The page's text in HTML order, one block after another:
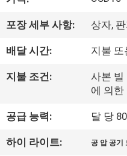
에
대
하
여
공
장
포장 세부 사항: 상자,
배달 시간: 지불 또
지불 조건:
사본 빌
에 의한
공급 능력: 달 당
하이 라이트: 공 압 공기